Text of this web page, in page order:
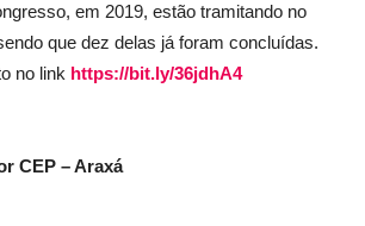
em 2019, estão tramitando no
que dez delas já foram concluídas.
no link https://bit.ly/36jdhA4
CEP – Araxá